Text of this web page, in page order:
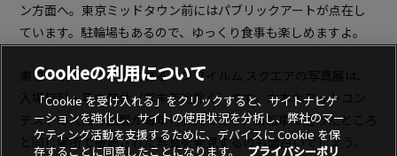
ン方面へ。東京ミッドタウン前にはパブリックアートが点在し
ています。駐輪場もあるので、ゆっくり食事も楽しめますよ。
東京ミッドタウン内にあるフジフイルム スクエアの写真展は、
入場無料・年中無休（年末年始除く）です。六本木フォトコン
テストの入賞作品展が毎年行われており、自転車で巡ったところ
と同じ場所で撮影された写真を発見するのも面白いでしょう。
Cookieの利用について
「Cookie を受け入れる」をクリックすると、サイトナビゲ
ーションを強化し、サイトの使用状況を分析し、弊社のマー
ケティング活動を支援するために、デバイスに Cookie を保
存することに同意したことになります。 プライバシーポリ